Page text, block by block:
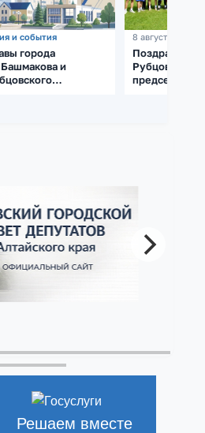
и события
города
и
8 августа
Рубцовска
Решаем вместе